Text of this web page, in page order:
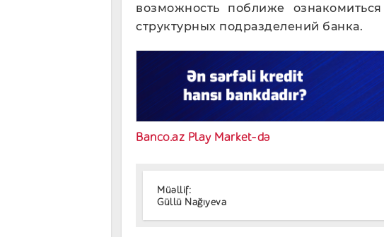
возможность поближе
структурных подразделений банка.
Banco.az Play Market-də
Müəllif:
Güllü Nağıyeva